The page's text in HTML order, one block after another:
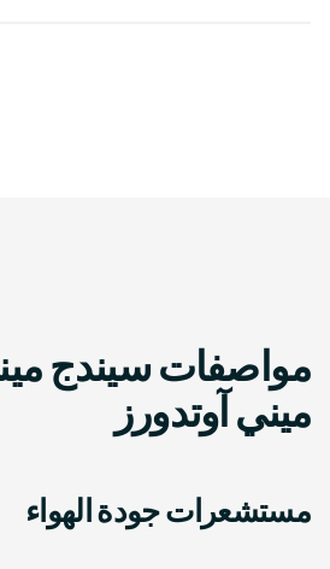
مواصفات سيندج
ميني آوتدورز
مستشعرات جودة الهواء